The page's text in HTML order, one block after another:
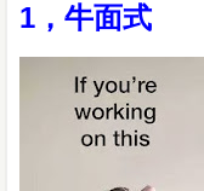
1，牛面式